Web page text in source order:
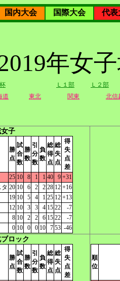
国内大会 国際大会
代表
年女
Ｌ１部
Ｌ２部
道 東北 関東 北信
子
勝
点
試
合
数
勝
数
引
分
数
負
数
総
得
点
総
失
点
得
失
点
差
25 10 8 1 1 40 9 +31
20 10 6 2 2 28 12 +16
19 10 5 4 1 25 12 +13
12 10 3 3 4 15 22
-7
8 10 2 2 6 15 22
-7
0 10 0 0 10 7 53 -46
ロック
勝
点
試
合
数
勝
数
引
分
数
負
数
総
得
点
総
失
点
得
失
点
差
順
位